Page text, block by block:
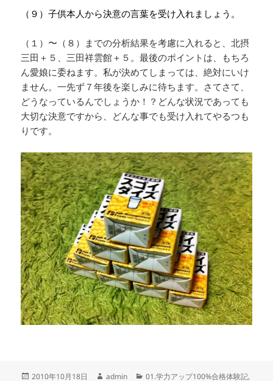
（９）子供本人から決意の言葉を受け入れましょう。
（１）〜（８）までの分析結果を考慮に入れると、北摂
三田＋５、三田祥雲館＋５。最後のポイントは、もちろ
ん愛娘に委ねます。私が決めてしまっては、絶対にいけ
ません。一先ず７年後を楽しみに待ちます。さてさて、
どうなっているんでしょうか！？どんな状況であっても
大切な決意ですから、どんな事でも受け入れてやるつも
りです。
投
2010年10月18日 作
admin カ
01.学力アップ100%合格体験記,